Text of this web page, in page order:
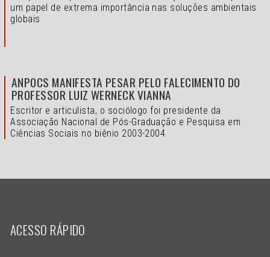
um papel de extrema importância nas soluções ambientais
globais
ANPOCS MANIFESTA PESAR PELO FALECIMENTO DO
PROFESSOR LUIZ WERNECK VIANNA
Escritor e articulista, o sociólogo foi presidente da
Associação Nacional de Pós-Graduação e Pesquisa em
Ciências Sociais no biênio 2003-2004
ACESSO RÁPIDO